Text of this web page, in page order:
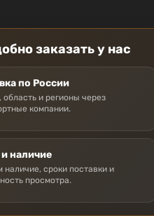
заказать у нас
по России
область и регионы через
компании.
наличие
наличие, сроки поставки и
просмотра.